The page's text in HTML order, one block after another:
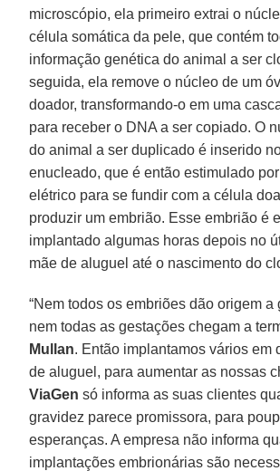
microscópio, ela primeiro extrai o
célula somática da pele, que contém
informação genética do animal a ser
seguida, ela remove o núcleo de um
doador, transformando-o em uma
para receber o DNA a ser copiado. O
do animal a ser duplicado é inserido
enucleado, que é então estimulado
elétrico para se fundir com a célula
produzir um embrião. Esse embrião é
implantado algumas horas depois no
mãe de aluguel até o nascimento do
“Nem todos os embriões dão origem a
nem todas as gestações chegam a
Mullan. Então implantamos vários em
de aluguel, para aumentar as nossas
ViaGen só informa as suas clientes
gravidez parece promissora, para
esperanças. A empresa não informa
implantações embrionárias são